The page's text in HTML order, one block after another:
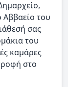
Aββαείο του
σας
του
καμάρες
στο